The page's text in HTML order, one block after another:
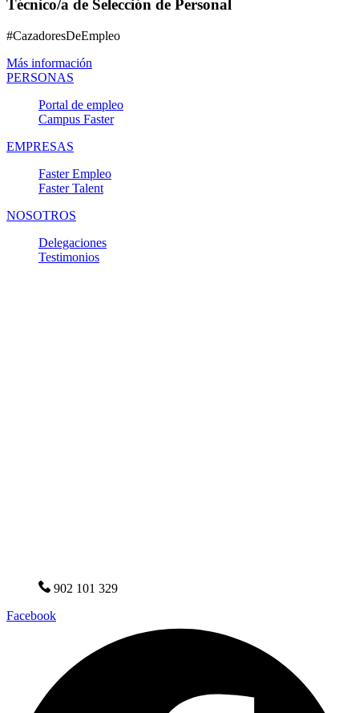
Técnico/a de Selección de Personal
#CazadoresDeEmpleo
Más información
PERSONAS
Portal de empleo
Campus Faster
EMPRESAS
Faster Empleo
Faster Talent
NOSOTROS
Delegaciones
Testimonios
902 101 329
Facebook